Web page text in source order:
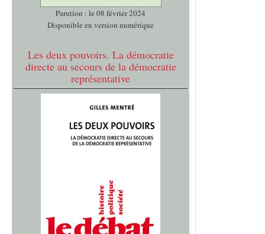
Parution : le 08 février 2024
Disponible en version numérique
Les deux pouvoirs. La démocratie
directe au secours de la démocratie
représentative